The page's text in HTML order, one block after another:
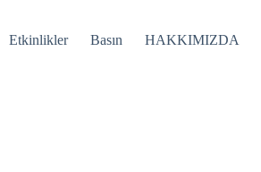
Etkinlikler Basın HAKKIMIZDA